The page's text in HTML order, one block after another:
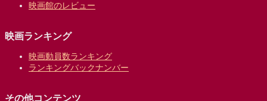
映画館のレビュー
映画ランキング
映画動員数ランキング
ランキングバックナンバー
その他コンテンツ